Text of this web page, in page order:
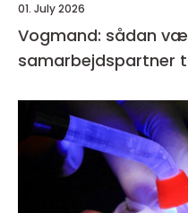
01. July 2026
Vogmand: sådan
samarbejdspartner